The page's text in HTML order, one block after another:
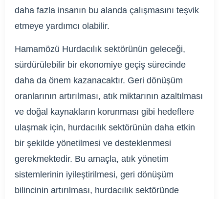
daha fazla insanın bu alanda çalışmasını teşvik
etmeye yardımcı olabilir.
Hamamözü Hurdacılık sektörünün geleceği,
sürdürülebilir bir ekonomiye geçiş sürecinde
daha da önem kazanacaktır. Geri dönüşüm
oranlarının artırılması, atık miktarının azaltılması
ve doğal kaynakların korunması gibi hedeflere
ulaşmak için, hurdacılık sektörünün daha etkin
bir şekilde yönetilmesi ve desteklenmesi
gerekmektedir. Bu amaçla, atık yönetim
sistemlerinin iyileştirilmesi, geri dönüşüm
bilincinin artırılması, hurdacılık sektöründe